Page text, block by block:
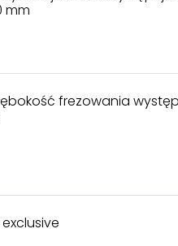
mm
frezowania